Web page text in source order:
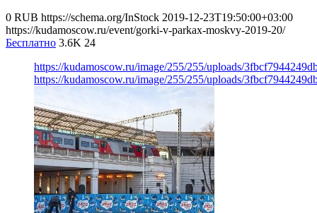
0 RUB https://schema.org/InStock 2019-12-23T19:50:00+03:00
https://kudamoscow.ru/event/gorki-v-parkax-moskvy-2019-20/
Бесплатно 3.6K 24
https://kudamoscow.ru/image/255/255/uploads/
https://kudamoscow.ru/image/255/255/uploads/